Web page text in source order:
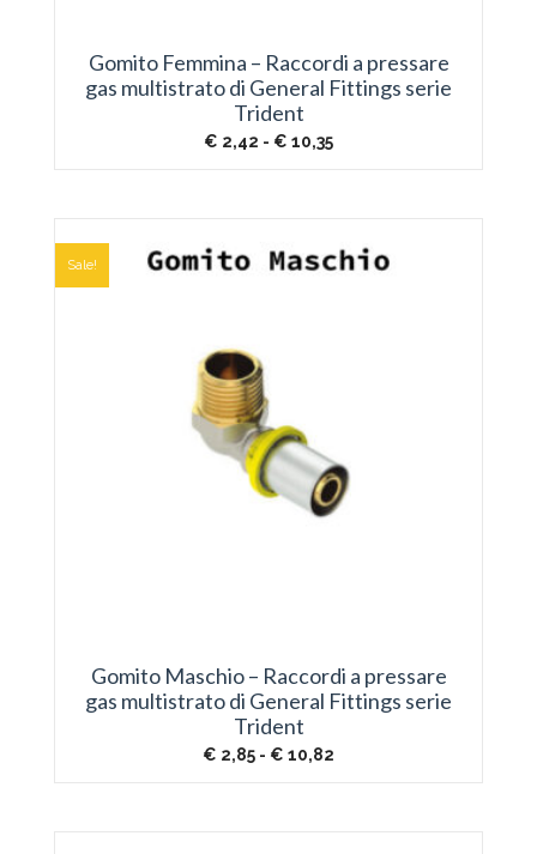
Gomito Femmina – Raccordi a pressare
gas multistrato di General Fittings serie
Trident
€ 2,42 - € 10,35Fascia
€ 10,35
Sale!
Gomito Maschio – Raccordi a pressare
gas multistrato di General Fittings serie
Trident
€ 2,85 - € 10,82